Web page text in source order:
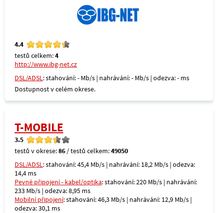
4.4
testů celkem:4
http://www.ibg-net.cz
DSL/ADSL: stahování: - Mb/s | nahrávání: - Mb/s | odezva: - ms
Dostupnost v celém okrese.
T-MOBILE
3.5
testů v okrese:86 / testů celkem:49050
DSL/ADSL: stahování: 45,4 Mb/s | nahrávání: 18,2 Mb/s | odezva:
14,4 ms
Pevné připojení - kabel/optika: stahování: 220 Mb/s | nahrávání:
233 Mb/s | odezva: 8,95 ms
Mobilní připojení: stahování: 46,3 Mb/s | nahrávání: 12,9 Mb/s |
odezva: 30,1 ms